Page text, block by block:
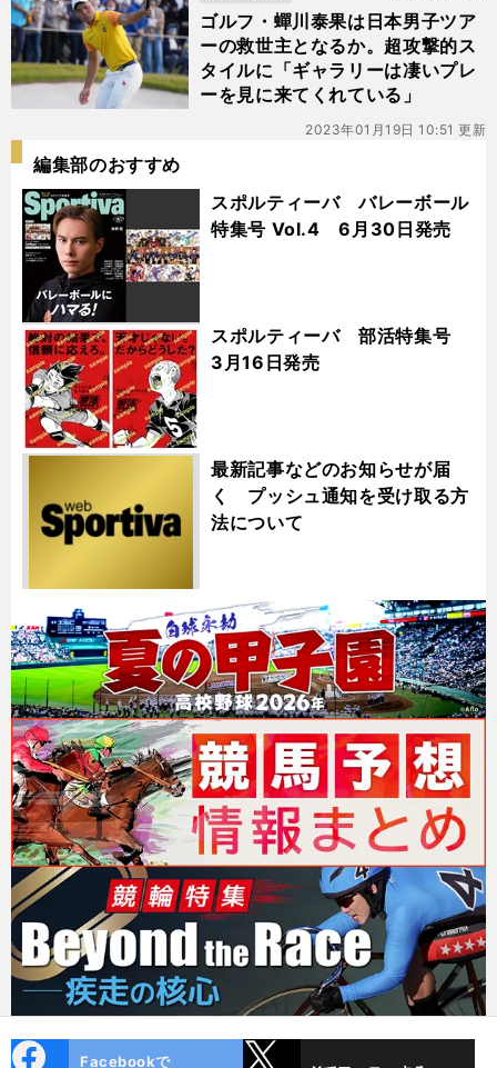
ゴルフ・蟬川泰果は日本男子ツア
ーの救世主となるか。超攻撃的ス
タイルに「ギャラリーは凄いプレ
ーを見に来てくれている」
2023年01月19日 10:51 更新
編集部のおすすめ
スポルティーバ バレーボール
特集号 Vol.4 6月30日発売
スポルティーバ 部活特集号
3月16日発売
最新記事などのお知らせが届
く プッシュ通知を受け取る方
法について
Facebookで